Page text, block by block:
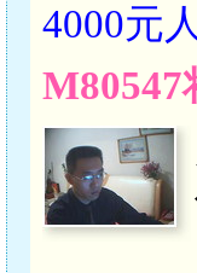
4000元